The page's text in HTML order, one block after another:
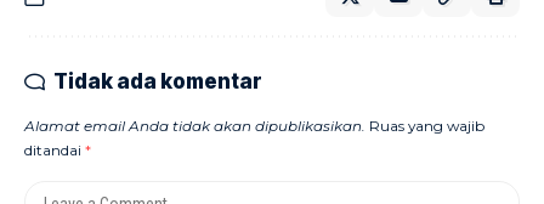
Tidak ada komentar
Alamat email Anda tidak akan dipublikasikan. Ruas yang wajib
ditandai *